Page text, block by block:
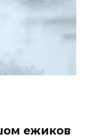
ежиков